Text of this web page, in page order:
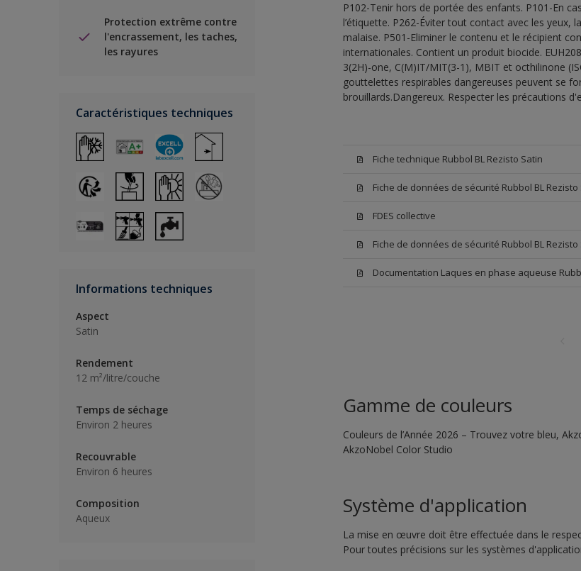
Protection extrême contre
l'encrassement, les taches,
les rayures
Caractéristiques techniques
Informations techniques
Aspect
Satin
Rendement
12 m²/litre/couche
Temps de séchage
Environ 2 heures
Recouvrable
Environ 6 heures
Composition
Aqueux
P102-Tenir hors de portée des enfants. P101-En
l’étiquette. P262-Éviter tout contact avec les yeux,
malaise. P501-Eliminer le contenu et le récipient
internationales. Contient un produit biocide.
3(2H)-one, C(M)IT/MIT(3-1), MBIT et octhilinone
gouttelettes respirables dangereuses peuvent se
brouillards.Dangereux. Respecter les précautions
Fiche technique Rubbol BL Rezisto Satin
Fiche de données de sécurité Rubbol BL Rezisto
FDES collective
Fiche de données de sécurité Rubbol BL Rezisto
Documentation Laques en phase aqueuse
Gamme de couleurs
Couleurs de l’Année 2026 – Trouvez votre bleu,
AkzoNobel Color Studio
Système d'application
La mise en œuvre doit être effectuée dans le
Pour toutes précisions sur les systèmes